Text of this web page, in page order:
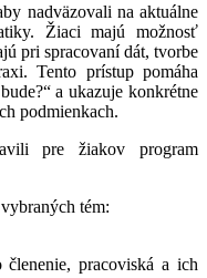
nadväzovali na aktuálne
Žiaci majú možnosť
pri spracovaní dát, tvorbe
Tento prístup pomáha
a ukazuje konkrétne
podmienkach.
pre žiakov program
tém:
pracoviská a ich